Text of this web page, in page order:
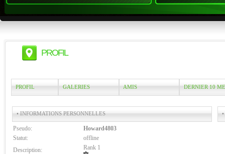
PROFIL
PROFIL GALERIES AMIS DERNIER 10
• INFORMATIONS PERSONNELLES
Pseudo:
Howard4803
Statut:
offline
Description:
Rank 1
•